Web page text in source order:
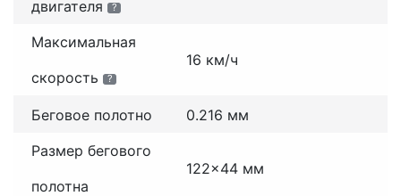
двигателя
?
Максимальная
скорость
?
16 км/ч
Беговое полотно
0.216 мм
Размер бегового
полотна
122x44 мм